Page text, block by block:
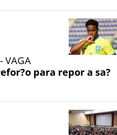
VAGA
para repor a sa?